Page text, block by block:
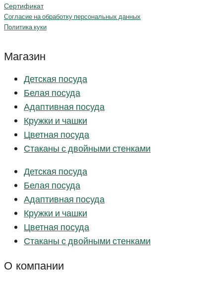
Сертификат
Согласие на обработку персональных данных
Политика куки
Магазин
Детская посуда
Белая посуда
Адаптивная посуда
Кружки и чашки
Цветная посуда
Стаканы с двойными стенками
Детская посуда
Белая посуда
Адаптивная посуда
Кружки и чашки
Цветная посуда
Стаканы с двойными стенками
О компании